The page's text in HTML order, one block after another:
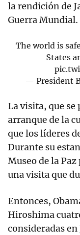
la rendición de
Guerra Mundial.
The world is
States
— President
La visita, que se
arranque de la
que los líderes
Durante su
Museo de la
una visita que
Entonces,
Hiroshima
consideradas